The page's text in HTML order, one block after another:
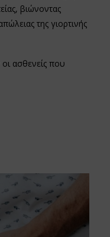
βιώνοντας
της γιορτινής
ασθενείς που